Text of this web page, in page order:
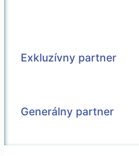
Exkluzívny partner
Generálny partner